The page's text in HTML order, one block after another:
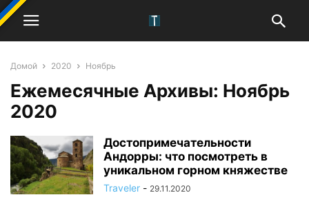
Домой 2020 Ноябрь
Ежемесячные Архивы: Ноябрь
2020
Достопримечательности
Андорры: что посмотреть в
уникальном горном княжестве
Traveler - 29.11.2020